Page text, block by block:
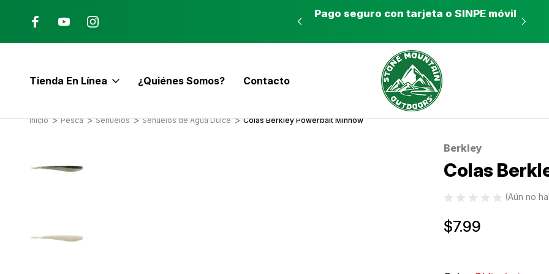
Costa Rica
ENVÍO GRATIS con pedidos mayores a
Pago seguro con tarjeta o SINPE móvil
Tienda En Línea ¿Quiénes Somos? Contacto
Envíos a todo el país con Correos de Costa
Inicio Pesca Señuelos Señuelos de Agua Dulce Colas Berkley Powerbait Minnow
Berkley
Colas
(Aún no
$7.99